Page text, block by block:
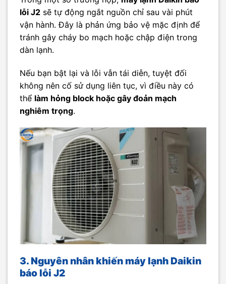
lỗi J2 sẽ tự động ngắt nguồn chỉ sau vài phút
vận hành. Đây là phản ứng bảo vệ mặc định để
tránh gây cháy bo mạch hoặc chập điện trong
dàn lạnh.
Nếu bạn bật lại và lỗi vẫn tái diễn, tuyệt đối
không nên cố sử dụng liên tục, vì điều này có
thể làm hỏng block hoặc gây đoản mạch
nghiêm trọng.
3. Nguyên nhân khiến máy lạnh Daikin
báo lỗi J2